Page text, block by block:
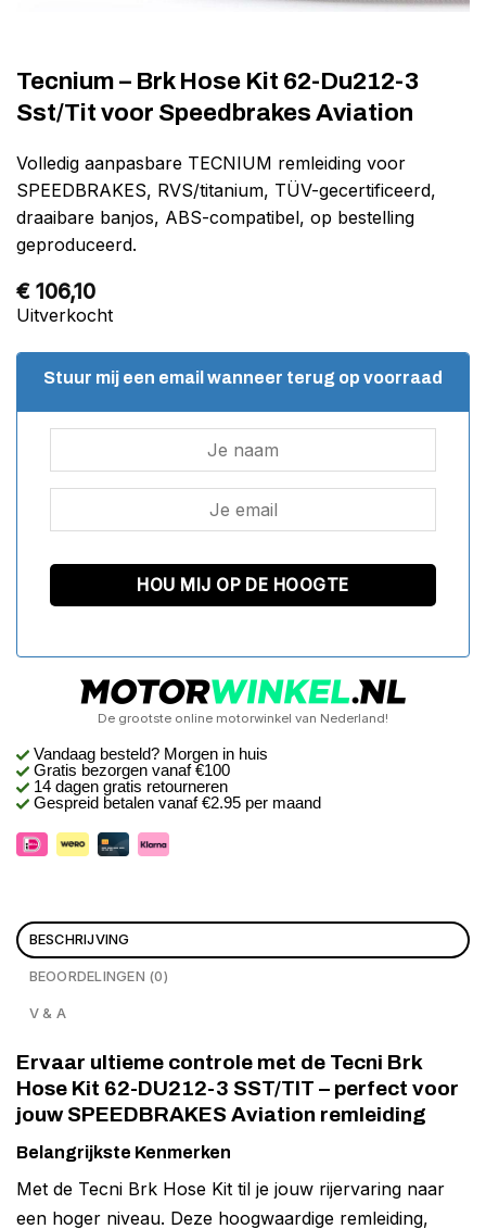
Tecnium – Brk Hose Kit 62-Du212-3
Sst/Tit voor Speedbrakes Aviation
Volledig aanpasbare TECNIUM remleiding voor
SPEEDBRAKES, RVS/titanium, TÜV-gecertificeerd,
draaibare banjos, ABS-compatibel, op bestelling
geproduceerd.
€ 106,10
Uitverkocht
Stuur mij een email wanneer terug op voorraad
De grootste online motorwinkel van Nederland!
Vandaag besteld? Morgen in huis
Gratis bezorgen vanaf €100
14 dagen gratis retourneren
Gespreid betalen vanaf €2.95 per maand
BESCHRIJVING
BEOORDELINGEN (0)
V & A
Ervaar ultieme controle met de Tecni Brk
Hose Kit 62-DU212-3 SST/TIT – perfect voor
jouw SPEEDBRAKES Aviation remleiding
Belangrijkste Kenmerken
Met de Tecni Brk Hose Kit til je jouw rijervaring naar
een hoger niveau. Deze hoogwaardige remleiding,